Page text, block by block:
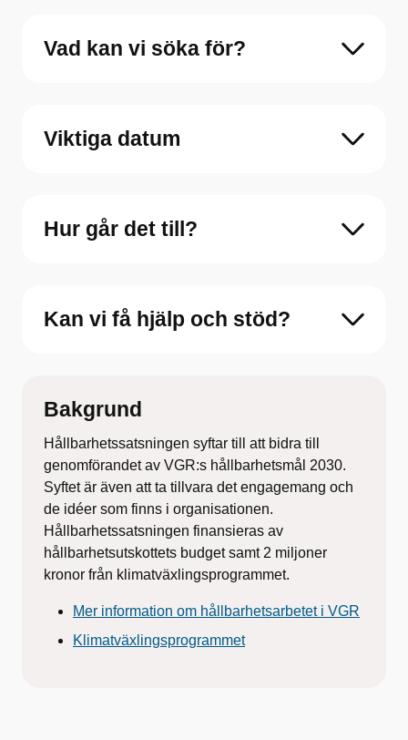
Vad kan vi söka för?
Viktiga datum
Hur går det till?
Kan vi få hjälp och stöd?
Bakgrund
Hållbarhetssatsningen syftar till att bidra till
genomförandet av VGR:s hållbarhetsmål 2030.
Syftet är även att ta tillvara det engagemang och
de idéer som finns i organisationen.
Hållbarhetssatsningen finansieras av
hållbarhetsutskottets budget samt 2 miljoner
kronor från klimatväxlingsprogrammet.
Mer information om hållbarhetsarbetet i VGR
Klimatväxlingsprogrammet